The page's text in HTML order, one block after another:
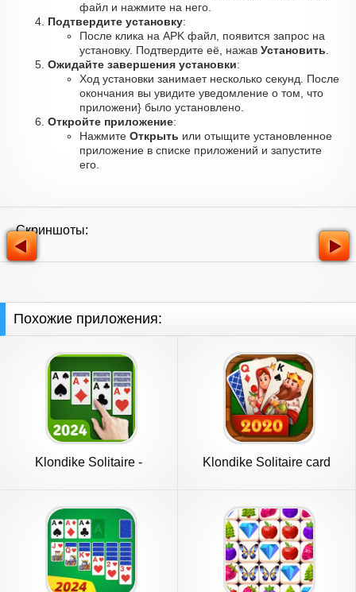
файл и нажмите на него.
Подтвердите установку:
После клика на APK файл, появится запрос на
установку. Подтвердите её, нажав Установить
Ожидайте завершения установки:
Ход установки занимает несколько секунд. После
окончания вы увидите уведомление о том, что
приложени} было установлено.
Откройте приложение:
Нажмите Открыть или отыщите установленное
приложение в списке приложений и запустите
его.
Скриншоты:
Похожие приложения:
Klondike Solitaire -
Klondike Solitaire card